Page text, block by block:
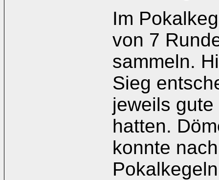
Im
von 7
sammeln.
Sieg
jeweils
hatten.
konnte